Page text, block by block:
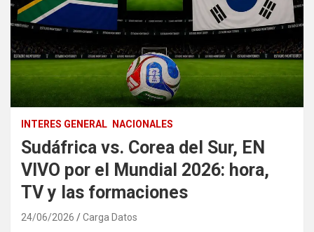
INTERES GENERAL NACIONALES
Sudáfrica vs. Corea del Sur, EN
VIVO por el Mundial 2026: hora,
TV y las formaciones
24/06/2026 Carga Datos